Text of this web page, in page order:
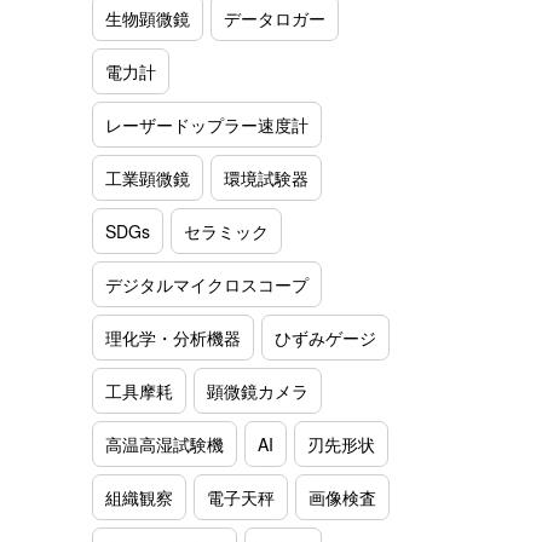
生物顕微鏡 データロガー
電力計
レーザードップラー速度計
工業顕微鏡 環境試験器
SDGs セラミック
デジタルマイクロスコープ
理化学・分析機器 ひずみゲージ
工具摩耗 顕微鏡カメラ
高温高湿試験機 AI 刃先形状
組織観察 電子天秤 画像検査